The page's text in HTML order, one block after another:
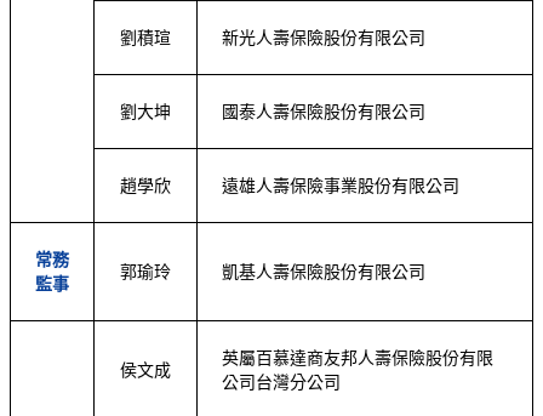
劉積瑄 新光人壽保險股份有限公司
劉大坤 國泰人壽保險股份有限公司
趙學欣 遠雄人壽保險事業股份有限公司
常務
監事
郭瑜玲 凱基人壽保險股份有限公司
侯文成
英屬百慕達商友邦人壽保險股份有限
公司台灣分公司